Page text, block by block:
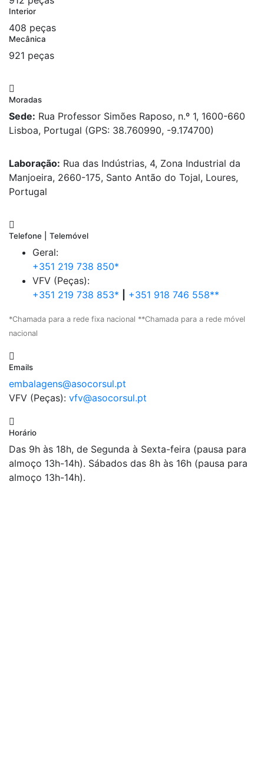
Interior
408 peças
Mecânica
921 peças
Moradas
Sede: Rua Professor Simões Raposo, n.º 1, 1600-660
Lisboa, Portugal (GPS: 38.760990, -9.174700)
Laboração: Rua das Indústrias, 4, Zona Industrial da
Manjoeira, 2660-175, Santo Antão do Tojal, Loures,
Portugal
Telefone | Telemóvel
Geral:
+351 219 738 850*
VFV (Peças):
+351 219 738 853*
+351 918 746 558**
*Chamada para a rede fixa nacional **Chamada para a rede móvel
nacional
Emails
embalagens@asocorsul.pt
VFV (Peças): vfv@asocorsul.pt
Horário
Das 9h às 18h, de Segunda à Sexta-feira (pausa para
almoço 13h-14h). Sábados das 8h às 16h (pausa para
almoço 13h-14h).